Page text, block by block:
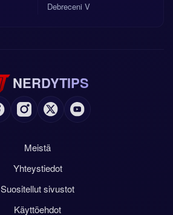
Debreceni V
NERDYTIPS
Meistä
Yhteystiedot
Suositellut sivustot
Käyttöehdot